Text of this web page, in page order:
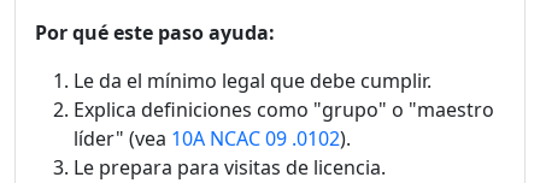
Por qué este paso ayuda:
Le da el mínimo legal que debe cumplir.
Explica definiciones como "grupo" o "maestro
líder" (vea 10A NCAC 09 .0102).
Le prepara para visitas de licencia.